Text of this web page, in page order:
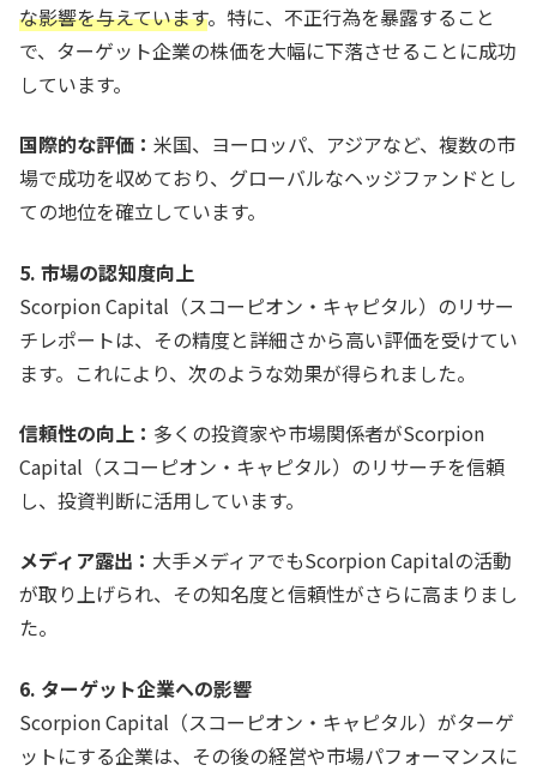
な影響を与えています。特に、不正行為を暴露すること
で、ターゲット企業の株価を大幅に下落させることに成功
しています。
国際的な評価： 米国、ヨーロッパ、アジアなど、複数の市
場で成功を収めており、グローバルなヘッジファンドとし
ての地位を確立しています。
5. 市場の認知度向上
Scorpion Capital（スコーピオン・キャピタル）のリサー
チレポートは、その精度と詳細さから高い評価を受けてい
ます。これにより、次のような効果が得られました。
信頼性の向上： 多くの投資家や市場関係者がScorpion
Capital（スコーピオン・キャピタル）のリサーチを信頼
し、投資判断に活用しています。
メディア露出： 大手メディアでもScorpion Capitalの活動
が取り上げられ、その知名度と信頼性がさらに高まりまし
た。
6. ターゲット企業への影響
Scorpion Capital（スコーピオン・キャピタル）がターゲ
ットにする企業は、その後の経営や市場パフォーマンスに